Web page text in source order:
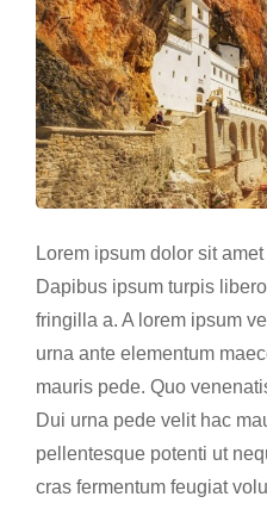
Lorem ipsum dolor sit
Dapibus ipsum turpis
fringilla a. A lorem ipsum
urna ante elementum
mauris pede. Quo
Dui urna pede velit hac
pellentesque potenti ut
cras fermentum feugiat